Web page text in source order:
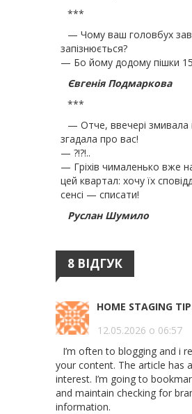
***
— Чому ваш головбух
запізнюється?
— Бо йому додому пішки
Євгенія Подмаркова
***
— Отче, ввечері змивала
згадала про вас!
— ?!?!..
— Гріхів чималенько вже
цей квартал: хочу їх
сенсі — списати!
Руслан Шумило
8 ВІДГУК
HOME STAGING
12.05.2026 о 06:57
I’m often to blogging and i
your content. The article has
interest. I’m going to
and maintain checking for
information.